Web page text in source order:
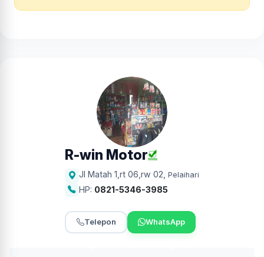
R-win Motor
Jl Matah 1,rt 06,rw 02 Pelaihari
HP: 0821-5346-3985
Telepon WhatsApp